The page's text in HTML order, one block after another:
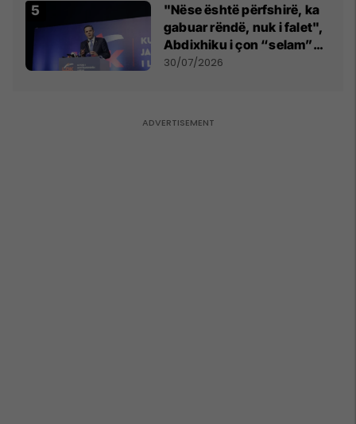
"Nëse është përfshirë, ka
gabuar rëndë, nuk i falet",
Abdixhiku i çon “selam”
Përparim Ramës
30/07/2026